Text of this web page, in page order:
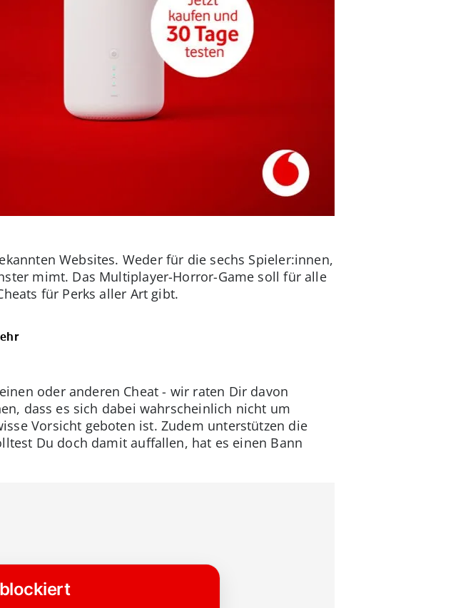
Websites. Weder für die sechs Spieler:innen,
mimt. Das Multiplayer-Horror-Game soll für alle
für Perks aller Art gibt.
oder anderen Cheat - wir raten Dir davon
dass es sich dabei wahrscheinlich nicht um
Vorsicht geboten ist. Zudem unterstützen die
Du doch damit auffallen, hat es einen Bann